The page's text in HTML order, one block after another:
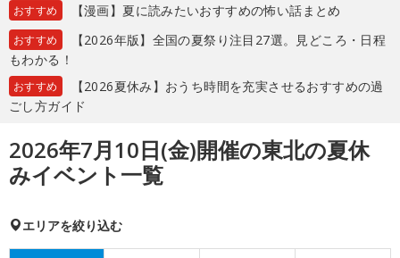
おすすめ 【漫画】夏に読みたいおすすめの怖い話まとめ
おすすめ
【2026年版】全国の夏祭り注目27選。見どころ・日程
もわかる！
おすすめ
【2026夏休み】おうち時間を充実させるおすすめの過
ごし方ガイド
2026年7月10日(金)開催の東北の夏休
みイベント一覧
エリアを絞り込む